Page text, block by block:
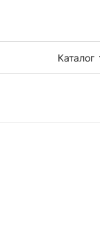
Каталог